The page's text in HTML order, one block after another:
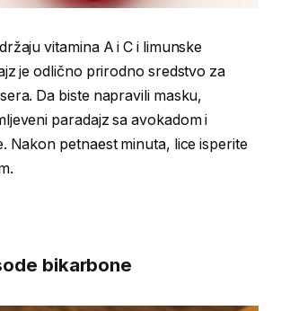
vitamina A i C i limunske
je odlično prirodno sredstvo za
Da biste napravili masku,
paradajz sa avokadom i
Nakon petnaest minuta, lice isperite
bikarbone